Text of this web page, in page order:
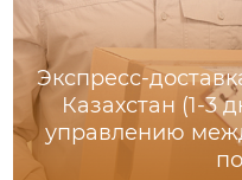
Экспресс-
Казахстан (1-
управлению